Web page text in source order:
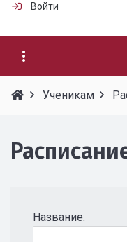
Войти
Ученикам
Название: